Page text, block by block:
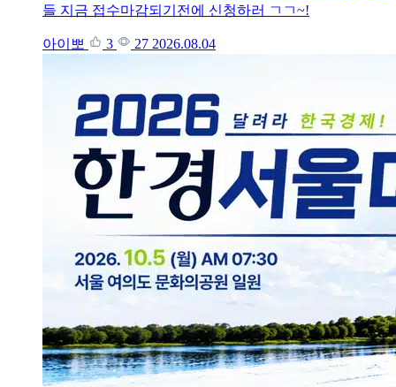
들 지금 접수마감되기전에 신청하러 ㄱㄱ~!
아이뽀 3 27 2026.08.04